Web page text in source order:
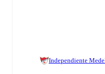
Independiente